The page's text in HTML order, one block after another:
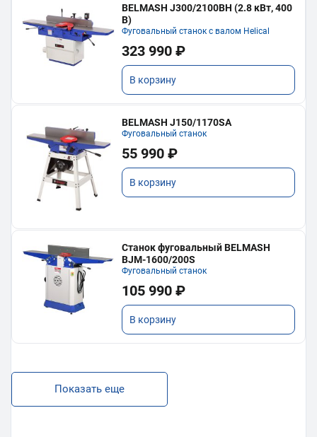
BELMASH J300/2100ВH (2.8 кВт, 400
В)
Фуговальный станок с валом Helical
323 990 ₽
В корзину
BELMASH J150/1170SA
Фуговальный станок
55 990 ₽
В корзину
Станок фуговальный BELMASH
BJM-1600/200S
Фуговальный станок
105 990 ₽
В корзину
Показать еще